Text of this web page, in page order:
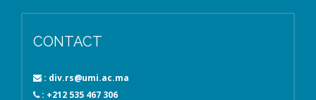
CONTACT
: div.rs@umi.ac.ma
: +212 535 467 306